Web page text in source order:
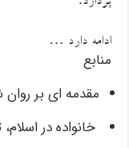
ادامه دارد …
منابع
مقدمه ای بر روان
خانواده در